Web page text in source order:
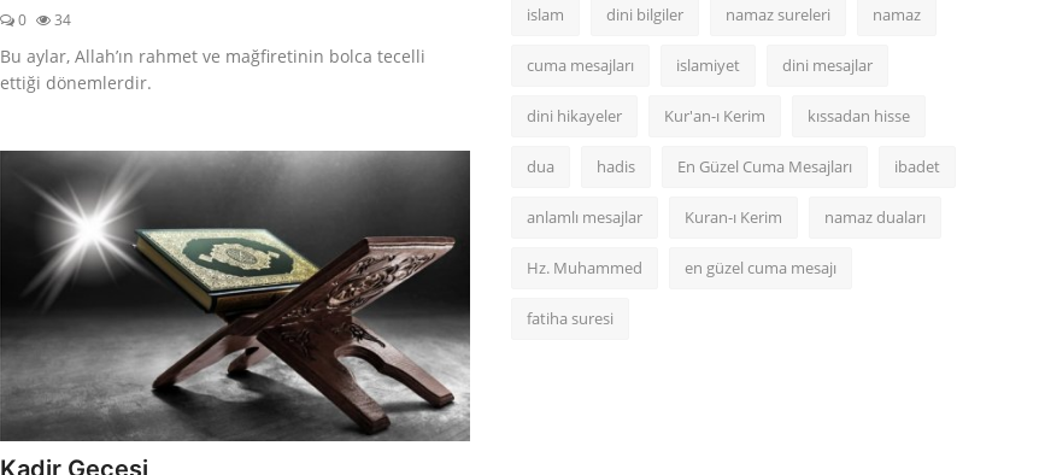
0 34
Bu aylar, Allah’ın rahmet ve mağfiretinin bolca tecelli
ettiği dönemlerdir.
Kadir Gecesi
islam dini bilgiler namaz sureleri namaz
cuma mesajları islamiyet dini mesajlar
dini hikayeler Kur'an-ı Kerim kıssadan hisse
dua hadis En Güzel Cuma Mesajları ibadet
anlamlı mesajlar Kuran-ı Kerim namaz duaları
Hz. Muhammed en güzel cuma mesajı
fatiha suresi